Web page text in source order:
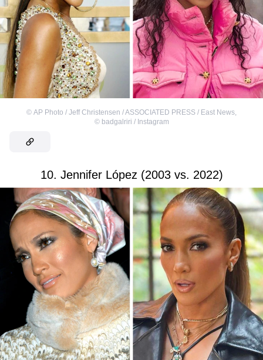
© AP Photo / Jeff Christensen / ASSOCIATED PRESS / East News,
© badgalriri / Instagram
10. Jennifer López (2003 vs. 2022)